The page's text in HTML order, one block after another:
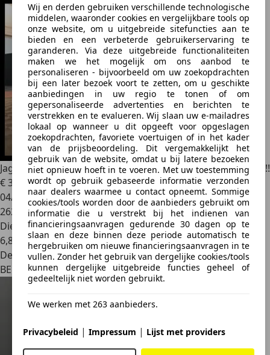
Wij en derden gebruiken verschillende technologische
middelen, waaronder cookies en vergelijkbare tools op
onze website, om u uitgebreide sitefuncties aan te
bieden en een verbeterde gebruikerservaring te
garanderen. Via deze uitgebreide functionaliteiten
maken we het mogelijk om ons aanbod te
personaliseren - bijvoorbeeld om uw zoekopdrachten
bij een later bezoek voort te zetten, om u geschikte
aanbiedingen in uw regio te tonen of om
gepersonaliseerde advertenties en berichten te
verstrekken en te evalueren. Wij slaan uw e-mailadres
lokaal op wanneer u dit opgeeft voor opgeslagen
zoekopdrachten, favoriete voertuigen of in het kader
van de prijsbeoordeling. Dit vergemakkelijkt het
gebruik van de website, omdat u bij latere bezoeken
niet opnieuw hoeft in te voeren. Met uw toestemming
wordt op gebruik gebaseerde informatie verzonden
naar dealers waarmee u contact opneemt. Sommige
cookies/tools worden door de aanbieders gebruikt om
informatie die u verstrekt bij het indienen van
financieringsaanvragen gedurende 30 dagen op te
slaan en deze binnen deze periode automatisch te
hergebruiken om nieuwe financieringsaanvragen in te
vullen. Zonder het gebruik van dergelijke cookies/tools
kunnen dergelijke uitgebreide functies geheel of
gedeeltelijk niet worden gebruikt.
We werken met 263 aanbieders.
Privacybeleid | Impressum | Lijst met providers
Jaguar XFXF 3.0 Turbo V6 / CUIR / GPS NAVI / XENON / PDC !!
€ 3.950
04/2011
262.000 km
Diesel
6,8 l/100 km (comb.)
Dealer
BE 1640